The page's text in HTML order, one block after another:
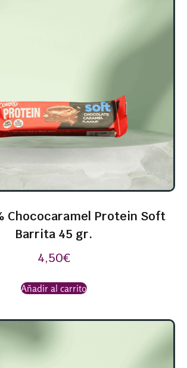
Chococaramel Protein Soft
Barrita 45 gr.
4,50€
Añadir al carrito